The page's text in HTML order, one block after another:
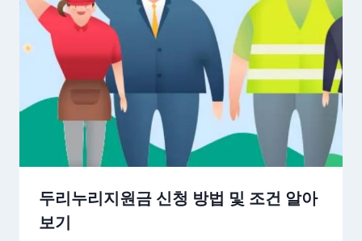
두리누리지원금 신청 방법 및 조건 알아
보기